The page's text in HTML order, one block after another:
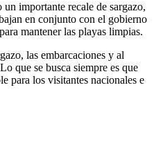
importante recale de sargazo,
en conjunto con el gobierno
mantener las playas limpias.
las embarcaciones y al
que se busca siempre es que
para los visitantes nacionales e